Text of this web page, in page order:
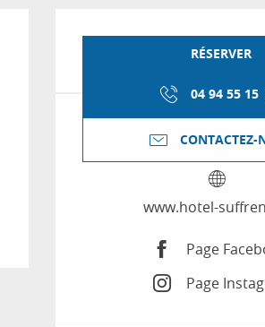
RÉSERVER
04 94 55 15
CONTACTEZ-
www.hotel-
Page
Page